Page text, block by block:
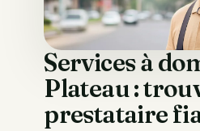
Services à
Plateau :
prestataire